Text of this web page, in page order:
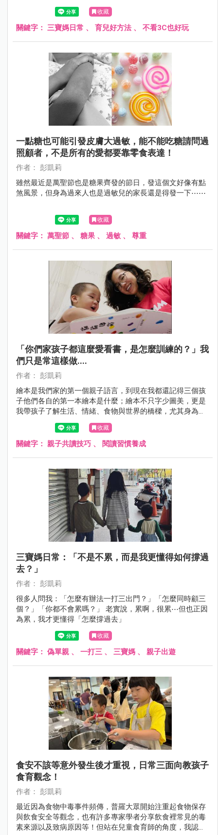
沒有什麼厲害的管理方法，唯一比較常做的就是不斷陪他們
發現好玩的事～
收藏
關鍵字： 三寶媽日常 、 育兒好方法 、 不看3C也好玩
一點糖也可能引發皮膚大過敏，能不能吃糖請問過
照顧者，不是所有的愛都要靠零食表達！
作者： 彭凱莉
雖然最近是萬聖節也是糖果齊發的節日，發這個文好像有點
煞風景，但身為過來人也是過敏兒的家長還是得發一下⋯⋯
收藏
關鍵字： 萬聖節 、 糖果 、 過敏 、 尊重
「你們家孩子都這麼愛看書，是怎麼訓練的？」我
們只是常這樣做....
作者： 彭凱莉
繪本是我們家的第一個親子語言，到現在我都還記得三個孩
子他們各自的第一本繪本是什麼；繪本不只字少圖美，更是
我帶孩子了解生活、情緒、食物與世界的橋樑，尤其身為食
育講師，我也經常用繪本打開孩子的好奇心
收藏
關鍵字： 親子共讀技巧 、 閱讀習慣養成
三寶媽日常：「不是不累，而是我更懂得如何撐過
去？」
作者： 彭凱莉
很多人問我：「怎麼有辦法一打三出門？」「怎麼同時顧三
個？」「你都不會累嗎？」 老實說，累啊，很累⋯但也正因
為累，我才更懂得「怎麼撐過去」
收藏
關鍵字： 偽單親 、 一打三 、 三寶媽 、 親子出遊
食安不該等意外發生後才重視，日常三面向教孩子
食育觀念！
作者： 彭凱莉
最近因為食物中毒事件頻傳，普羅大眾開始注重起食物保存
與飲食安全等觀念，也有許多專家學者分享飲食裡常見的毒
素來源以及致病原因等！但站在兒童食育師的角度，我認為